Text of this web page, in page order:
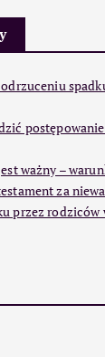
ważny –
za
przez rodziców